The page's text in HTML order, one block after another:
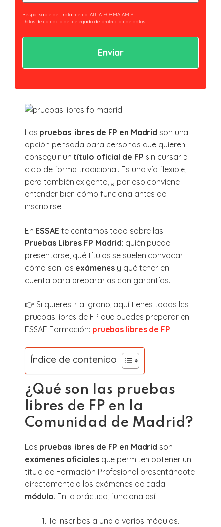
Responsable del tratamiento: AULA FORMA AM S.L.
Datos de contacto del delegado de protección de datos:
Legitimación: Tratamientos sometidos al cumplimiento de obligación legal
los derechos reconocidos por la normativa aplicable en la política de
Las pruebas libres de FP en Madrid son una
opción pensada para personas que quieren
conseguir un título oficial de FP sin cursar el
ciclo de forma tradicional. Es una vía flexible,
pero también exigente, y por eso conviene
entender bien cómo funciona antes de
inscribirse.
En ESSAE te contamos todo sobre las
Pruebas Libres FP Madrid: quién puede
presentarse, qué títulos se suelen convocar,
cómo son los exámenes y qué tener en
cuenta para prepararlas con garantías.
👉 Si quieres ir al grano, aquí tienes todas las
pruebas libres de FP que puedes preparar en
ESSAE Formación: pruebas libres de FP.
Índice de contenido
¿Qué son las pruebas
libres de FP en la
Comunidad de Madrid?
Las pruebas libres de FP en Madrid son
exámenes oficiales que permiten obtener un
título de Formación Profesional presentándote
directamente a los exámenes de cada
módulo. En la práctica, funciona así:
Te inscribes a uno o varios módulos.